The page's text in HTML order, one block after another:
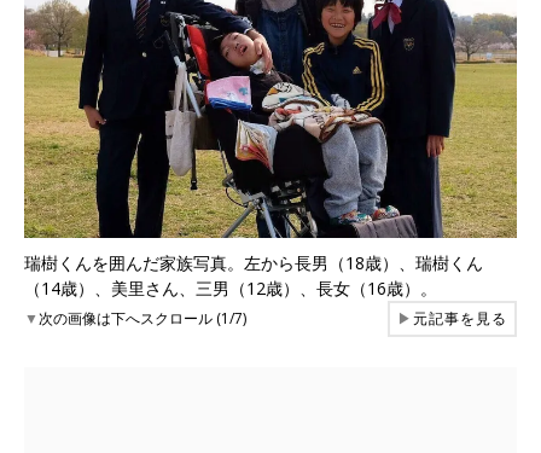
瑞樹くんを囲んだ家族写真。左から長男（18歳）、瑞樹くん
（14歳）、美里さん、三男（12歳）、長女（16歳）。
▼次の画像は下へスクロール (1/7) ▶元記事を見る